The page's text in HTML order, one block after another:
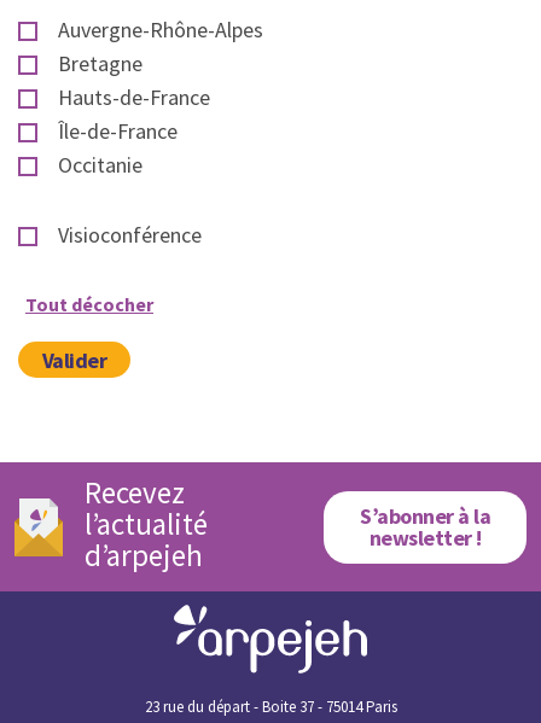
Auvergne-Rhône-Alpes
Bretagne
Hauts-de-France
Île-de-France
Occitanie
Visioconférence
Tout décocher
Valider
Recevez
l’actualité
d’arpejeh
S’abonner à la
newsletter !
23 rue du départ - Boite 37 - 75014 Paris